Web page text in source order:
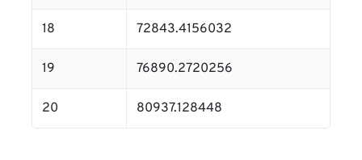
18 72843.4156032
19 76890.2720256
20 80937.128448